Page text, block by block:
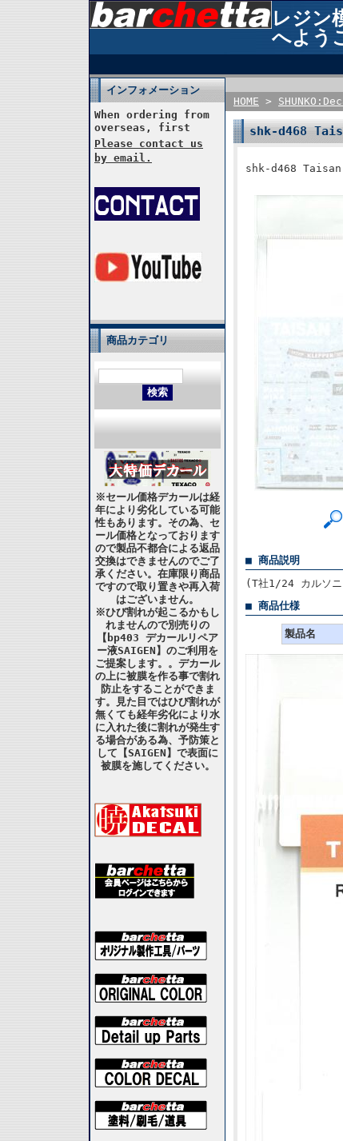
レジ
へよう
インフォメーション
When ordering from
overseas, first
Please contact us
by email.
商品カテゴリ
※セール価格デカールは経
年により劣化している可能
性もあります。その為、セ
ール価格となっております
ので製品不都合による返品
交換はできませんのでご了
承ください。在庫限り商品
ですので取り置きや再入荷
はございません。
※ひび割れが起こるかもし
れませんので別売りの
【bp403 デカールリペア
ー液SAIGEN】のご利用を
ご提案します。。デカール
の上に被膜を作る事で割れ
防止をすることができま
す。見た目ではひび割れが
無くても経年劣化により水
に入れた後に割れが発生す
る場合がある為、予防策と
して【SAIGEN】で表面に
被膜を施してください。
HOME >
shk-d468
shk-d468 Taisan
■ 商品説明
(T社1/24 カルソニ
■ 商品仕様
製品名